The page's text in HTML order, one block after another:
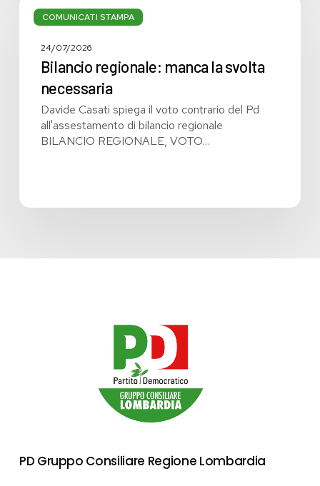
COMUNICATI STAMPA
regionale:
svolta
24/07/2026
Bilancio regionale: manca la svolta
necessaria
Davide Casati spiega il voto contrario del Pd
all'assestamento di bilancio regionale
BILANCIO REGIONALE, VOTO…
PD Gruppo Consiliare Regione Lombardia